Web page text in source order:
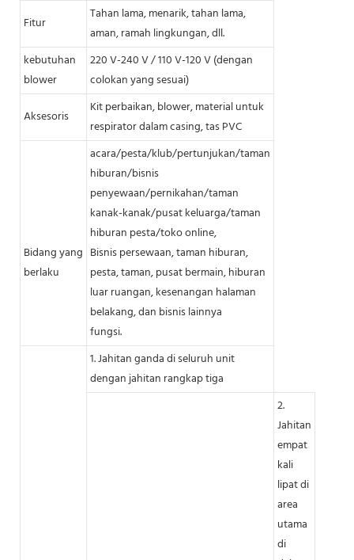
Fitur
Tahan lama, menarik, tahan lama,
aman, ramah lingkungan, dll.
kebutuhan
blower
220 V-240 V / 110 V-120 V (dengan
colokan yang sesuai)
Aksesoris
Kit perbaikan, blower, material untuk
respirator dalam casing, tas PVC
Bidang yang
berlaku
acara/pesta/klub/pertunjukan/taman
hiburan/bisnis
penyewaan/pernikahan/taman
kanak-kanak/pusat keluarga/taman
hiburan pesta/toko online,
Bisnis persewaan, taman hiburan,
pesta, taman, pusat bermain, hiburan
luar ruangan, kesenangan halaman
belakang, dan bisnis lainnya
fungsi.
1. Jahitan ganda di seluruh unit
dengan jahitan rangkap tiga
2.
Jahitan
empat
kali
lipat di
area
utama
di